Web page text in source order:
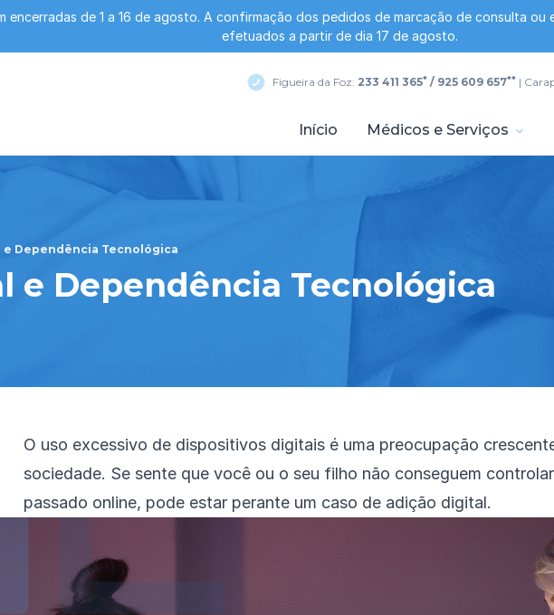
encerradas de 1 a 16 de agosto. A confirmação dos pedidos de marcação de consulta
efetuados a partir de dia 17 de agosto.
Figueira da Foz: 233 411 365* / 925 609 657** |
Início Médicos e Serviços
e Dependência Tecnológica
e Dependência Tecnológica
O uso excessivo de dispositivos digitais é uma preocupação
sociedade. Se sente que você ou o seu filho não conseguem
passado online, pode estar perante um caso de adição digital.